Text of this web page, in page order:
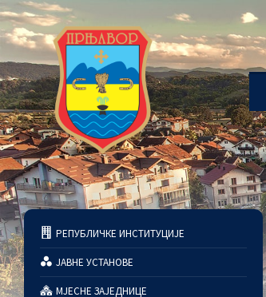
РЕПУБЛИЧКЕ ИНСТИТУЦИЈЕ
ЈАВНЕ УСТАНОВЕ
МЈЕСНЕ ЗАЈЕДНИЦЕ